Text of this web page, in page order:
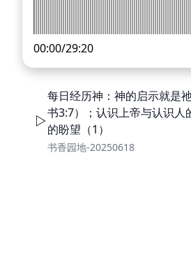
00:00/29:20
每日经历神：神的启示就是
书3:7）；认识上帝与认识人
的盼望（1）
书香园地-20250618